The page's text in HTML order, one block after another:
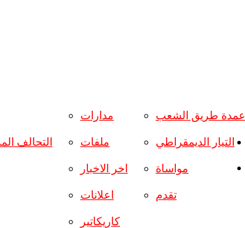
التحالف
مدارات
ملفات
اخر الاخبار
اعلانات
كاريكاتير
اعمدة طريق الشعب
التيار الديمقراطي
مواساة
تقدم